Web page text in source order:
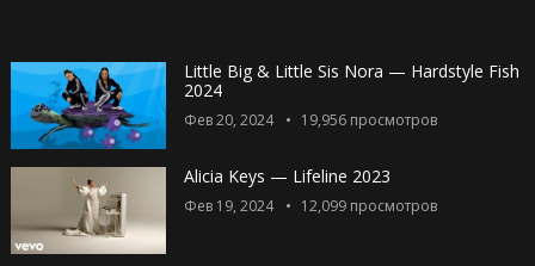
Little Big & Little Sis Nora — Hardstyle Fish
2024
Фев 20, 2024 19,956просмотров
Alicia Keys — Lifeline 2023
Фев 19, 2024 12,099просмотров